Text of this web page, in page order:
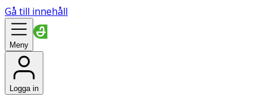
Gå till innehåll
Meny
Logga in